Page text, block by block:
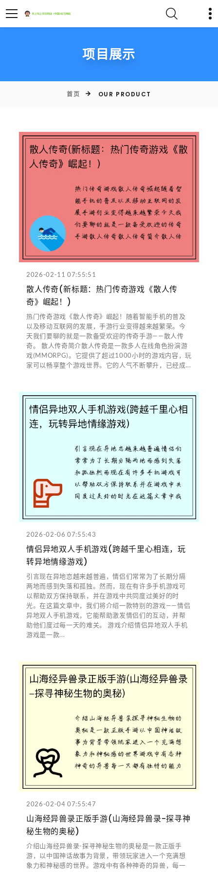
项目展示
首页 OUR PRODUCT
2026-02-11 07:55:51
散人传奇(新标题：热门传奇游戏《散人传
奇》崛起！)
热门传奇游戏《散人传奇》崛起！随着智能手机的普及
以及移动互联网的发展，手游行业变得越来越繁荣。今
天我们要聊的就是一款备受欢迎的传奇手游——散人传
奇。 散人传奇简介散人传奇是一款多人在线角色扮演游
戏(MMORPG)。它提供了超过1000小时的游戏内容，玩
家可以畅享整个游戏世界。它的人气不断攀升，已经成...
2026-02-06 07:55:43
情侣异地双人手机游戏(跨越千里心相连，玩
转异地情缘游戏)
引言现在异地恋越来越普遍，情侣们常常为了长期分隔
两地而感到失落和孤独。然而，现在有许多手机游戏可
以帮助双方保持联系，并在游戏中共同度过美好的时
光。在这篇文章中，我们将介绍一款特别的游戏——情侣
异地双人手机游戏，它能帮助激发情侣们的互动，并帮
助他们度过每一天的难关。 游戏介绍情侣异地双人手机
游戏是一款...
2026-02-04 07:55:47
山海经异兽录正版手游(山海经异兽录-探寻神
秘生物的奥秘)
介绍山海经异兽录-探寻神秘生物的奥秘是一款正版手
游，以中国神话故事为背景，带领玩家进入一个充满想
象力和神秘感的世界。游戏中有各种神奇的异兽，每一